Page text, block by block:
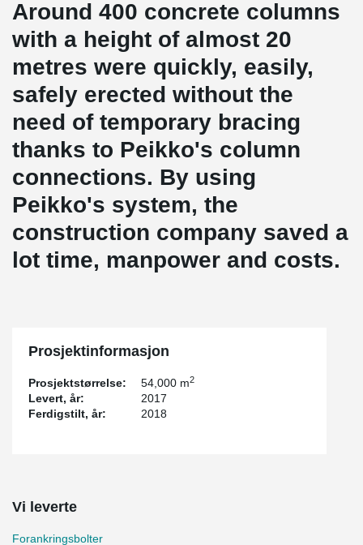
Around 400 concrete columns
with a height of almost 20
metres were quickly, easily,
safely erected without the
need of temporary bracing
thanks to Peikko's column
connections. By using
Peikko's system, the
construction company saved a
lot time, manpower and costs.
Prosjektinformasjon
Prosjektstørrelse: 54,000 m2
Levert, år:
2017
Ferdigstilt, år:
2018
Vi leverte
Forankringsbolter